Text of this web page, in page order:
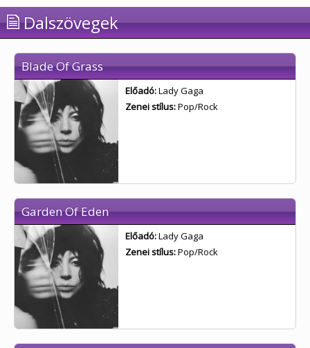
Dalszövegek
Blade Of Grass
Előadó:Lady Gaga
Zenei stílus:Pop/Rock
Garden Of Eden
Előadó:Lady Gaga
Zenei stílus:Pop/Rock